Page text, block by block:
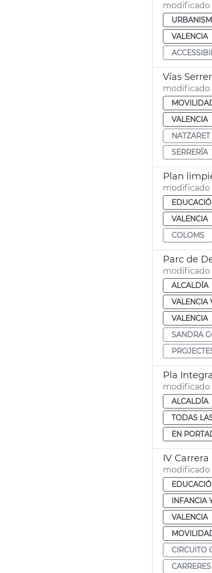
modificado
VALENCIA
Vías
modificado
VALENCIA
NATZARET
SERRERÍA
Plan
modificado
VALENCIA
COLOMS
Parc de
modificado
ALCALDÍA
VALENCIA
VALENCIA
SANDRA
Pla
modificado
ALCALDÍA
TODAS
EN
IV
modificado
INFANCIA
VALENCIA
CIRCUITO